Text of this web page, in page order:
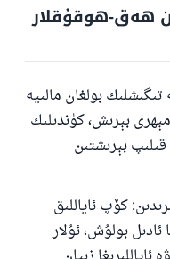
ھەق-ھوقۇقلار
بولغان مالىيە
بېرىش، كۈندىلىك
بېرىشتىن
كۆپ ئاياللىق
ئادىل بولۇش، ئۇلار